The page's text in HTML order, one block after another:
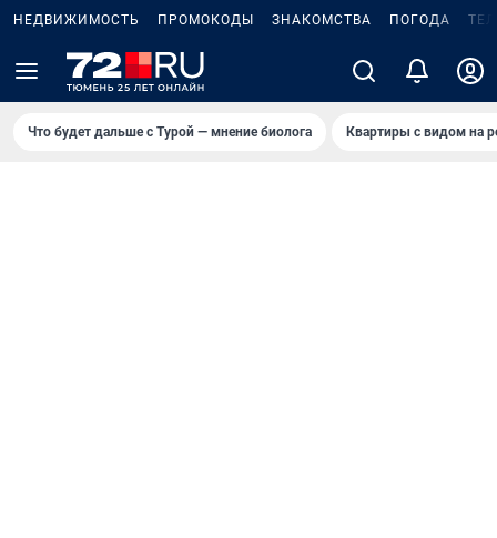
НЕДВИЖИМОСТЬ ПРОМОКОДЫ ЗНАКОМСТВА ПОГОДА
Что будет дальше с Турой — мнение биолога Квартиры с видом на